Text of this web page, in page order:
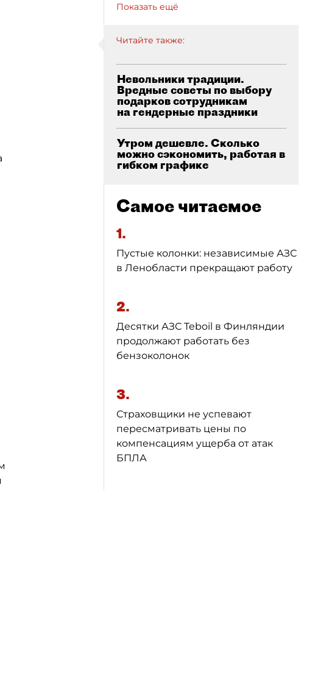
Показать ещё
Читайте также:
Невольники традиции.
Вредные советы по выбору
подарков сотрудникам
на гендерные праздники
Утром дешевле. Сколько
можно сэкономить, работая в
гибком графике
Самое читаемое
1.
Пустые колонки: независимые АЗС
в Ленобласти прекращают работу
2.
Десятки АЗС Teboil в Финляндии
продолжают работать без
бензоколонок
3.
Страховщики не успевают
пересматривать цены по
компенсациям ущерба от атак
БПЛА